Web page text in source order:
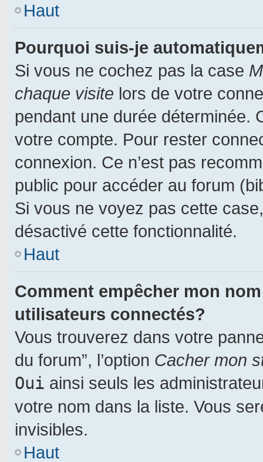
Haut
Pourquoi suis-je
Si vous ne cochez pas la case
chaque visite lors de votre
pendant une durée déterminée.
votre compte. Pour rester
connexion. Ce n’est pas
public pour accéder au forum
Si vous ne voyez pas cette
désactivé cette fonctionnalité.
Haut
Comment empêcher mon
utilisateurs connectés?
Vous trouverez dans votre
du forum”, l’option Cacher mon
Oui ainsi seuls les
votre nom dans la liste. Vous
invisibles.
Haut